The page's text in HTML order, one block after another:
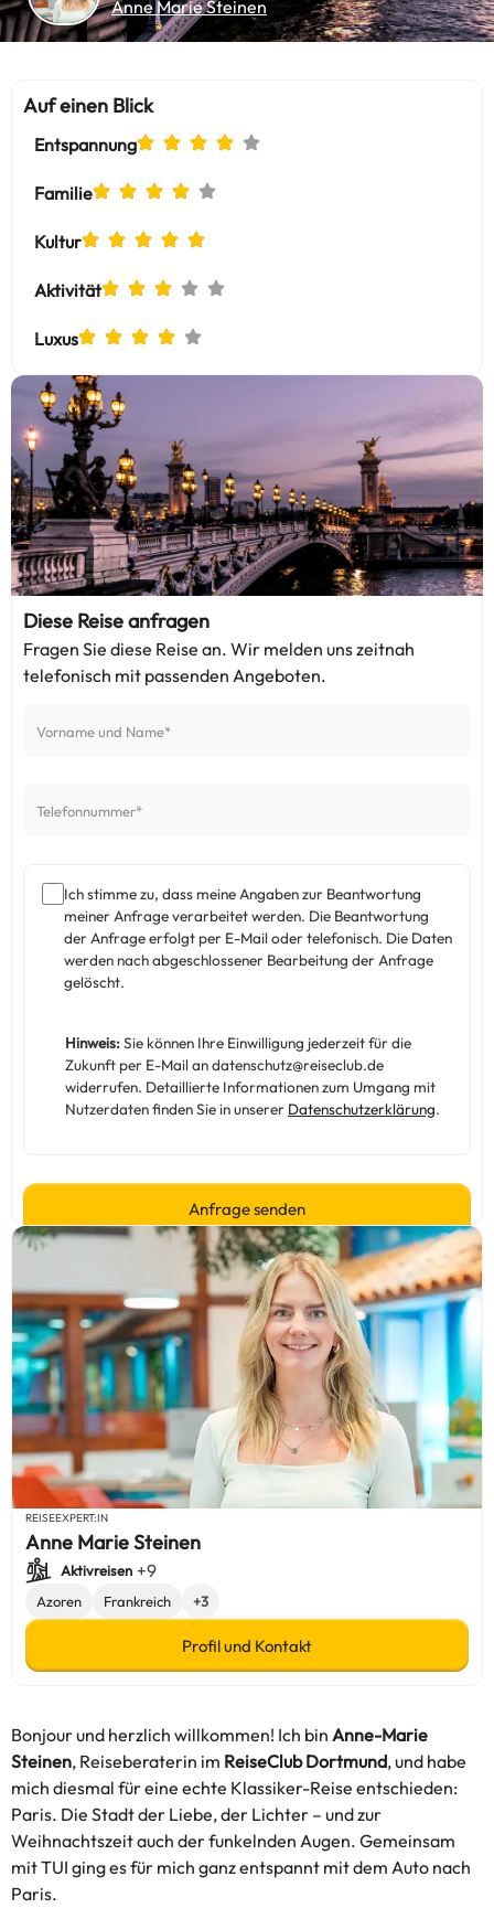
Anne Marie Steinen
Bonjour und herzlich willkommen! Ich bin Anne-Marie
Steinen, Reiseberaterin im ReiseClub Dortmund, und habe
mich diesmal für eine echte Klassiker-Reise entschieden:
Paris. Die Stadt der Liebe, der Lichter – und zur
Weihnachtszeit auch der funkelnden Augen. Gemeinsam
mit TUI ging es für mich ganz entspannt mit dem Auto nach
Paris.
Auf einen Blick
Entspannung
Familie
Kultur
Aktivität
Luxus
Diese Reise anfragen
Fragen Sie diese Reise an. Wir melden uns zeitnah
telefonisch mit passenden Angeboten.
Ich stimme zu, dass meine Angaben zur Beantwortung
meiner Anfrage verarbeitet werden. Die Beantwortung
der Anfrage erfolgt per E-Mail oder telefonisch. Die Daten
werden nach abgeschlossener Bearbeitung der Anfrage
gelöscht.
Hinweis:Sie können Ihre Einwilligung jederzeit für die
Zukunft per E-Mail an datenschutz@reiseclub.de
widerrufen. Detaillierte Informationen zum Umgang mit
Nutzerdaten finden Sie in unserer Datenschutzerklärung.
REISEEXPERT:IN
Anne Marie Steinen
Aktivreisen +9
Azoren Frankreich +3
Profil und Kontakt